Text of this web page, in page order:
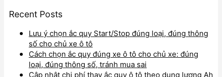
Recent Posts
Lưu ý chọn ắc quy Start/Stop đúng loại, đúng thông
số cho chủ xe ô tô
Cách chọn ắc quy đúng xe ô tô cho chủ xe: đúng
loại, đúng thông số, tránh mua sai
Cập nhật chi phí thay ắc quy ô tô theo dung lượng Ah